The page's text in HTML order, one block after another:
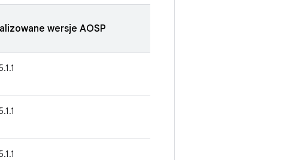
wersje AOSP